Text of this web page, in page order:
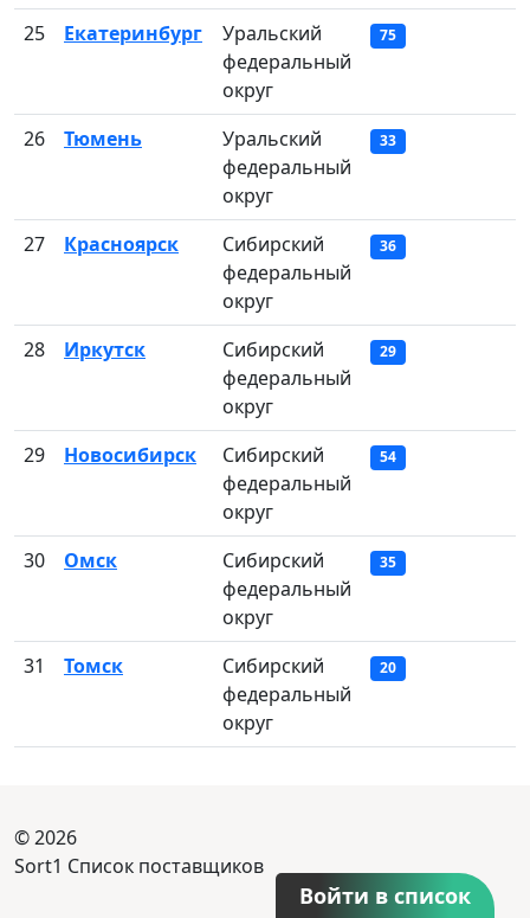
Войти в список
25 Екатеринбург
Уральский
федеральный
округ
75
26 Тюмень
Уральский
федеральный
округ
33
27 Красноярск
Сибирский
федеральный
округ
36
28 Иркутск
Сибирский
федеральный
округ
29
29 Новосибирск
Сибирский
федеральный
округ
54
30 Омск
Сибирский
федеральный
округ
35
31 Томск
Сибирский
федеральный
округ
20
© 2026
Sort1 Список поставщиков